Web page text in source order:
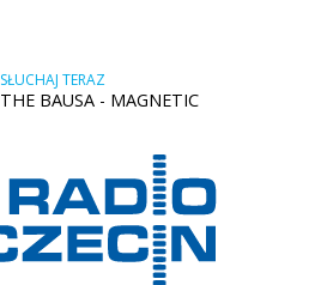
SŁUCHAJ TERAZ
THE BAUSA - MAGNETIC